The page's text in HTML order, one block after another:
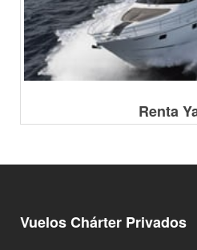
Renta
Vuelos Chárter Privados